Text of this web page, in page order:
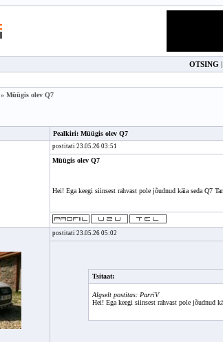
OTSING |
» Müügis olev Q7
Pealkiri: Müügis olev Q7
postitati 23.05.26 03:51
Müügis olev Q7
Hei! Ega keegi siinsest rahvast pole jõudnud käia seda Q7
postitati 23.05.26 05:02
Tsitaat:
Algselt postitas: ParriV
Hei! Ega keegi siinsest rahvast pole jõudnud